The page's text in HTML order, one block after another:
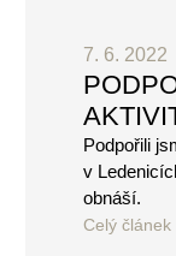
7. 6. 2022
Podpořili
v
obnáší.
Celý článek